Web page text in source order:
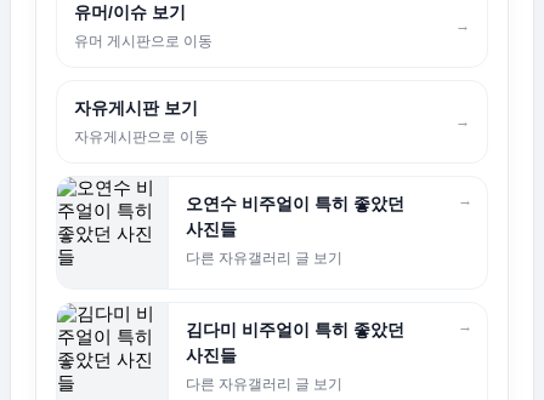
유머/이슈 보기
유머 게시판으로 이동
→
자유게시판 보기
자유게시판으로 이동
→
오연수 비주얼이 특히 좋았던
사진들
다른 자유갤러리 글 보기
→
김다미 비주얼이 특히 좋았던
사진들
다른 자유갤러리 글 보기
→